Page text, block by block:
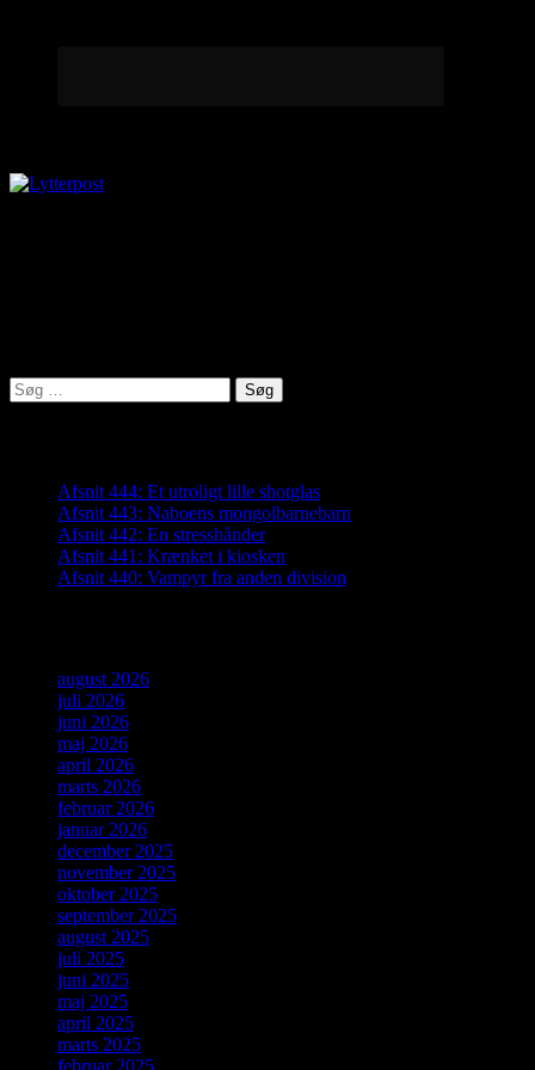
Søg
efter:
Afsnit 444: Et utroligt lille shotglas
Afsnit 443: Naboens mongolbarnebarn
Afsnit 442: En stresshånder
Afsnit 441: Krænket i kiosken
Afsnit 440: Vampyr fra anden division
august 2026
juli 2026
juni 2026
maj 2026
april 2026
marts 2026
februar 2026
januar 2026
december 2025
november 2025
oktober 2025
september 2025
august 2025
juli 2025
juni 2025
maj 2025
april 2025
marts 2025